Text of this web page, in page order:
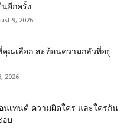
อีกครั้ง
9, 2026
ณเลือก สะท้อนความกลัวที่อยู่
2026
นเทนต์ ความผิดใคร และใครกัน
อบ